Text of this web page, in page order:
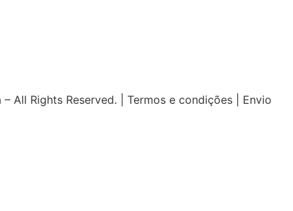
All Rights Reserved. | Termos e condições | Envio